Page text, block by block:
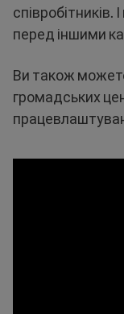
перед іншими
Ви також
громадських